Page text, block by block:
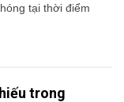
tại thời điểm
trong